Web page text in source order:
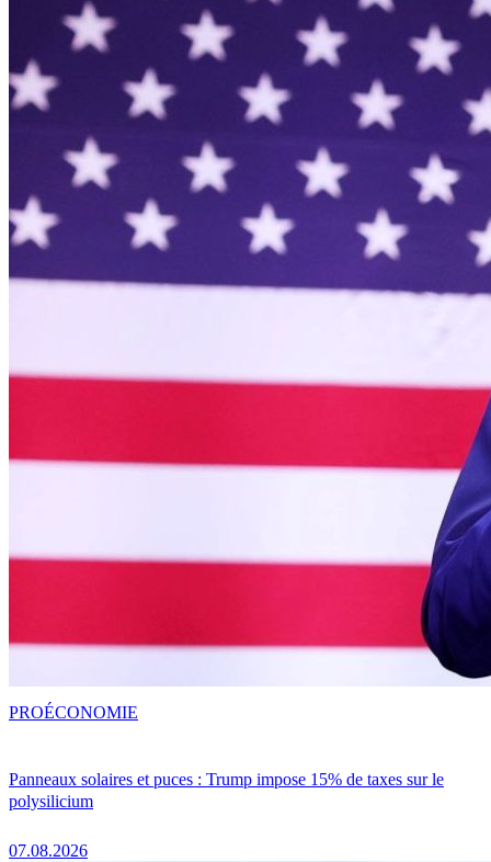
Panneaux solaires et puces : Trump impose 15% de taxes sur le
polysilicium
07.08.2026
PROÉCONOMIE